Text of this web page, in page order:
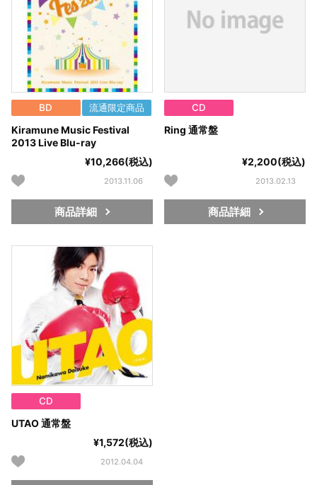
BD 流通限定商品
Kiramune Music Festival
2013 Live Blu-ray
¥10,266(税込)
2013.11.06
商品詳細
CD
Ring 通常盤
¥2,200(税込)
2013.02.13
商品詳細
CD
UTAO 通常盤
¥1,572(税込)
2012.04.04